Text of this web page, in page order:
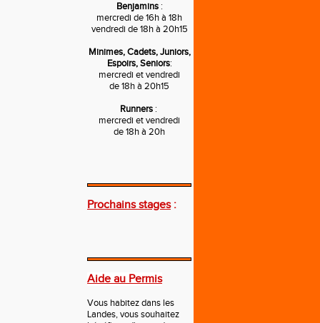
Benjamins:
mercredi de 16h à 18h
vendredi de 18h à 20h15
Minimes, Cadets, Juniors,
Espoirs, Seniors:
mercredi et vendredi
de 18h à 20h15
Runners:
mercredi et vendredi
de 18h à 20h
Prochains stages:
---
Aide au Permis
Vous habitez dans les
Landes, vous souhaitez